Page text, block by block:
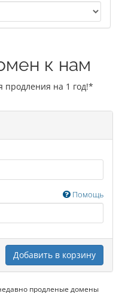
к нам
продления на 1 год!*
Помощь
Добавить в корзину
продленые домены